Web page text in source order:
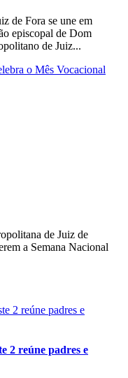
de Fora se une em
episcopal de Dom
de Juiz...
o Mês Vocacional
de Juiz de
a Semana Nacional
2 reúne padres e